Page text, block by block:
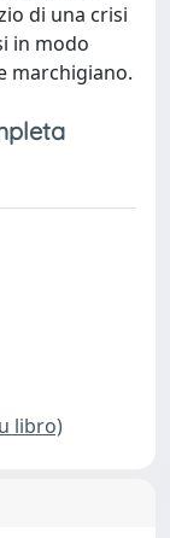
di una crisi
in modo
marchigiano.
libro)